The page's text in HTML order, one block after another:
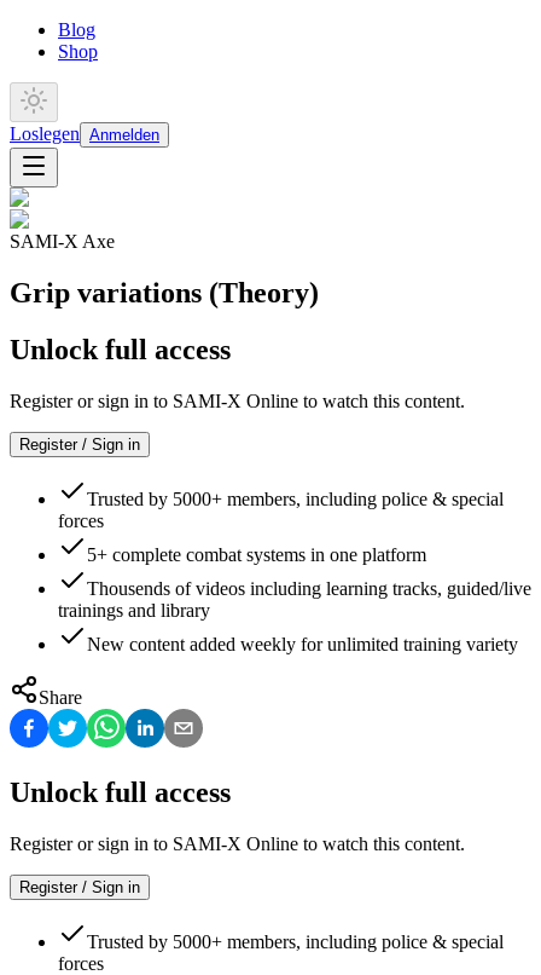
Blog
Shop
Loslegen Anmelden
SAMI-X Axe
Grip variations (Theory)
Unlock full access
Register or sign in to SAMI-X Online to watch this content.
Register / Sign in
Trusted by 5000+ members, including police & special
forces
5+ complete combat systems in one platform
Thousends of videos including learning tracks, guided/live
trainings and library
New content added weekly for unlimited training variety
Share
Unlock full access
Register or sign in to SAMI-X Online to watch this content.
Register / Sign in
Trusted by 5000+ members, including police & special
forces